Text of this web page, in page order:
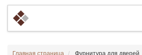
Главная страница Фурнитура для дверей